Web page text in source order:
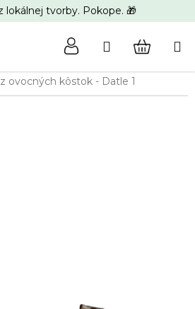
lokálnej tvorby. Pokope. 🎁
Hľadať
ovocných kôstok - Datle 1